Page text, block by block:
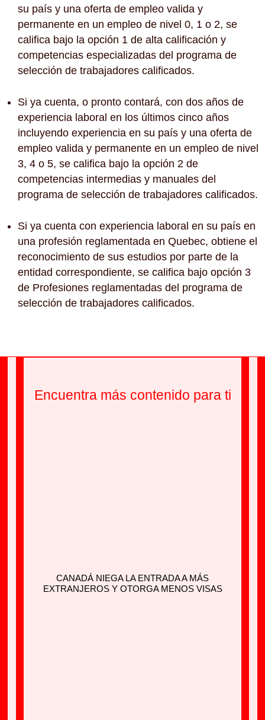
su país y una oferta de empleo valida y
permanente en un empleo de nivel 0, 1 o 2, se
califica bajo la opción 1 de alta calificación y
competencias especializadas del programa de
selección de trabajadores calificados.
Si ya cuenta, o pronto contará, con dos años de
experiencia laboral en los últimos cinco años
incluyendo experiencia en su país y una oferta de
empleo valida y permanente en un empleo de nivel
3, 4 o 5, se califica bajo la opción 2 de
competencias intermedias y manuales del
programa de selección de trabajadores calificados.
Si ya cuenta con experiencia laboral en su país en
una profesión reglamentada en Quebec, obtiene el
reconocimiento de sus estudios por parte de la
entidad correspondiente, se califica bajo opción 3
de Profesiones reglamentadas del programa de
selección de trabajadores calificados.
Encuentra más contenido para ti
CANADÁ NIEGA LA ENTRADA A MÁS
EXTRANJEROS Y OTORGA MENOS VISAS